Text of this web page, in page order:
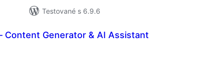
Testované s 6.9.6
Content Generator & AI Assistant